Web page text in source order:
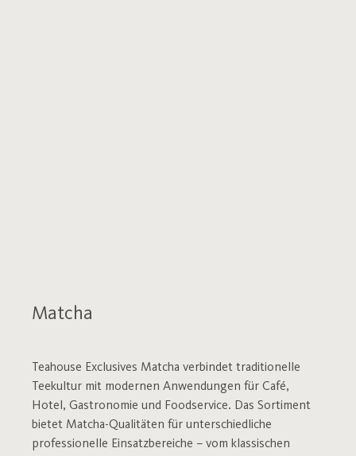
Matcha
Teahouse Exclusives Matcha verbindet traditionelle
Teekultur mit modernen Anwendungen für Café,
Hotel, Gastronomie und Foodservice. Das Sortiment
bietet Matcha-Qualitäten für unterschiedliche
professionelle Einsatzbereiche – vom klassischen